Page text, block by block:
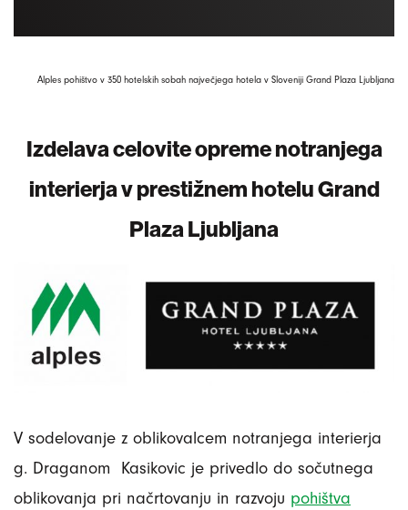
Alples pohištvo v 350 hotelskih sobah največjega hotela v Sloveniji Grand Plaza Ljubljana
Izdelava celovite opreme notranjega
interierja v prestižnem hotelu Grand
Plaza Ljubljana
V sodelovanje z oblikovalcem notranjega interierja
g. Draganom Kasikovic je privedlo do sočutnega
oblikovanja pri načrtovanju in razvoju pohištva